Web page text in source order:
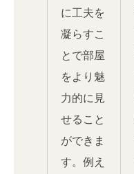
に工夫を
凝らすこ
とで部屋
をより魅
力的に見
せること
ができま
す。例え